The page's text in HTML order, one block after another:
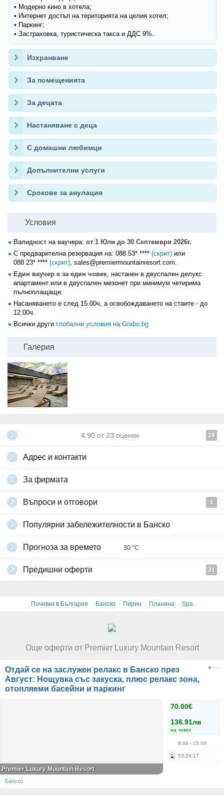
• Модерно кино в хотела;
• Интернет достъп на територията на целия хотел;
• Паркинг;
• Застраховка, туристическа такса и ДДС 9%.
Изхранване
За помещенията
За децата
Настаняване с деца
С домашни любимци
Допълнителни услуги
Срокове за анулация
Условия
Валидност на ваучера: от 1 Юли до 30 Септември 2026г.
С предварителна резервация на: 088 53* **** (скрит) или
088 23* **** (скрит) , sales@premiermountainresort.com.
Един ваучер е за един човек , настанен в двуспален делукс
апартамент или в двуспален мезонет при минимум четирима
пълноплащащи.
Насаняването е след 15.00ч, а освобождаването на стаите - до
12.00ч.
Всички други глобални условия на Grabo.bg
Галерия
4.90 от 23 оценки 19
Адрес и контакти
За фирмата
Въпроси и отговори 1
Популярни забележителности в Банско
Прогноза за времето 30 °C
Предишни оферти 31
Почивки в България · Банско · Пирин · Планина · Spa
Още оферти от Premier Luxury Mountain Resort
Отдай се на заслужен релакс в Банско през
Август: Нощувка със закуска, плюс релакс зона,
отопляеми басейни и паркинг
70.00€
136.91лв
на човек
8.08 - 15.08
53:24:17
Premier Luxury Mountain Resort
Банско